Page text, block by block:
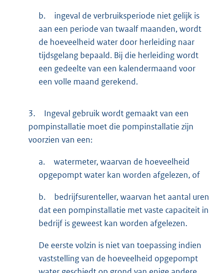
b.
ingeval de verbruiksperiode niet gelijk is
aan een periode van twaalf maanden, wordt
de hoeveelheid water door herleiding naar
tijdsgelang bepaald. Bij die herleiding wordt
een gedeelte van een kalendermaand voor
een volle maand gerekend.
3.
Ingeval gebruik wordt gemaakt van een
pompinstallatie moet die pompinstallatie zijn
voorzien van een:
a.
watermeter, waarvan de hoeveelheid
opgepompt water kan worden afgelezen, of
b.
bedrijfsurenteller, waarvan het aantal uren
dat een pompinstallatie met vaste capaciteit in
bedrijf is geweest kan worden afgelezen.
De eerste volzin is niet van toepassing indien
vaststelling van de hoeveelheid opgepompt